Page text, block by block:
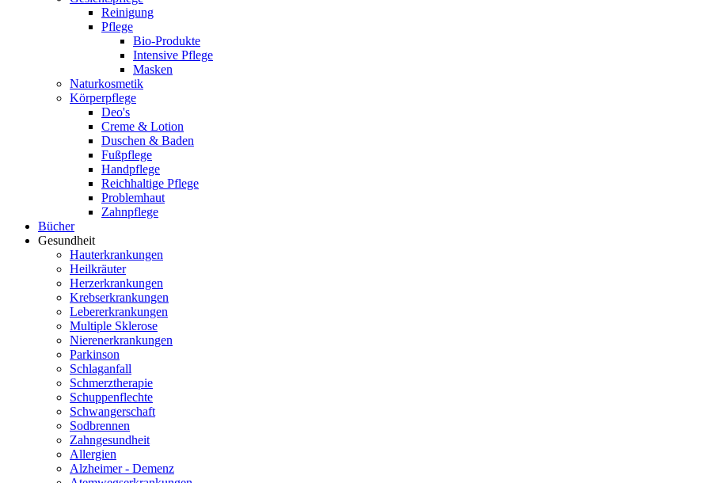
Reinigung
Pflege
Bio-Produkte
Intensive Pflege
Masken
Naturkosmetik
Körperpflege
Deo's
Creme & Lotion
Duschen & Baden
Fußpflege
Handpflege
Reichhaltige Pflege
Problemhaut
Zahnpflege
Bücher
Gesundheit
Hauterkrankungen
Heilkräuter
Herzerkrankungen
Krebserkrankungen
Lebererkrankungen
Multiple Sklerose
Nierenerkrankungen
Parkinson
Schlaganfall
Schmerztherapie
Schuppenflechte
Schwangerschaft
Sodbrennen
Zahngesundheit
Allergien
Alzheimer - Demenz